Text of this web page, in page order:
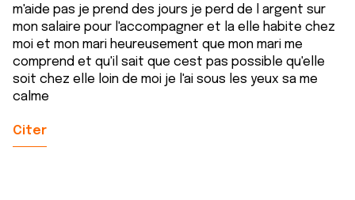
m'aide pas je prend des jours je perd de l argent sur
mon salaire pour l'accompagner et la elle habite chez
moi et mon mari heureusement que mon mari me
comprend et qu'il sait que cest pas possible qu'elle
soit chez elle loin de moi je l'ai sous les yeux sa me
calme
Citer